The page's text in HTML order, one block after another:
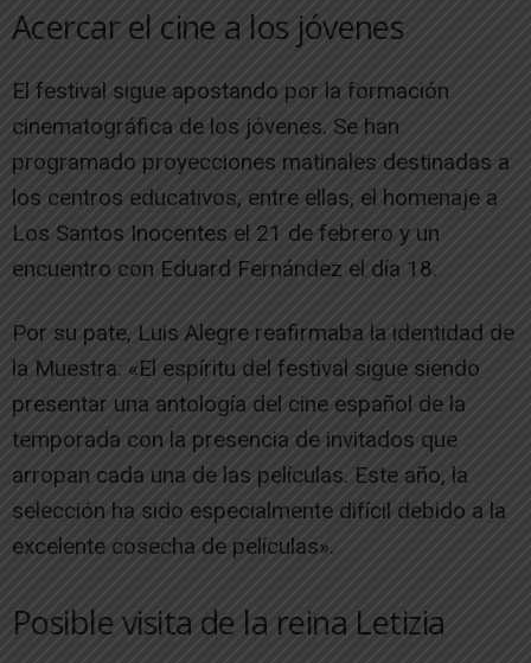
Acercar el cine a los jóvenes
El festival sigue apostando por la formación
cinematográfica de los jóvenes. Se han
programado proyecciones matinales destinadas a
los centros educativos, entre ellas, el homenaje a
Los Santos Inocentes el 21 de febrero y un
encuentro con Eduard Fernández el día 18.
Por su pate, Luis Alegre reafirmaba la identidad de
la Muestra: «El espíritu del festival sigue siendo
presentar una antología del cine español de la
temporada con la presencia de invitados que
arropan cada una de las películas. Este año, la
selección ha sido especialmente difícil debido a la
excelente cosecha de películas».
Posible visita de la reina Letizia